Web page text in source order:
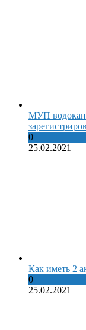
МУП
0
25.02.2021
Как иметь 2
0
25.02.2021